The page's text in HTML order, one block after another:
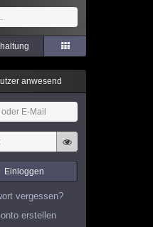
anwesend
Einloggen
vergessen?
erstellen